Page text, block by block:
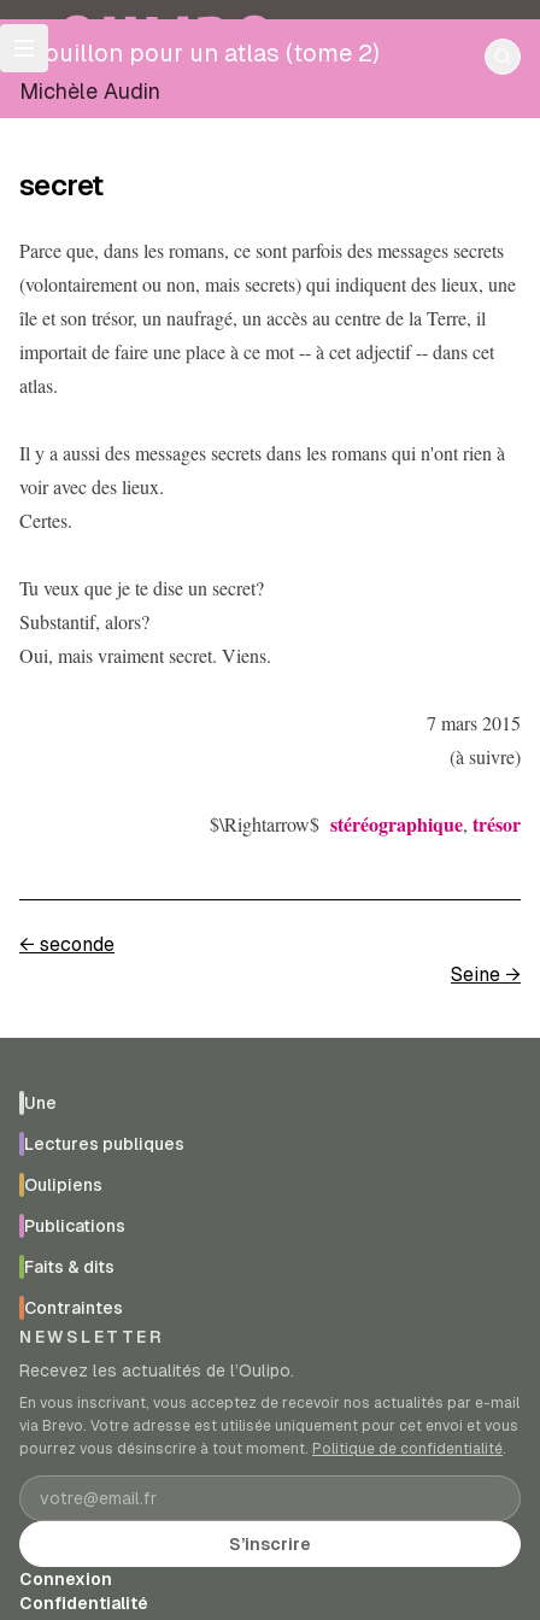
OULIPO
Brouillon pour un atlas (tome 2)
Michèle Audin
secret
Parce que, dans les romans, ce sont parfois des messages secrets
(volontairement ou non, mais secrets) qui indiquent des lieux, une
île et son trésor, un naufragé, un accès au centre de la Terre, il
importait de faire une place à ce mot -- à cet adjectif -- dans cet
atlas.
Il y a aussi des messages secrets dans les romans qui n'ont rien à
voir avec des lieux.
Certes.
Tu veux que je te dise un secret?
Substantif, alors?
Oui, mais vraiment secret. Viens.
7 mars 2015
(à suivre)
$\Rightarrow$ stéréographique, trésor
← seconde
Seine →
Une
Lectures publiques
Oulipiens
Publications
Faits & dits
Contraintes
NEWSLETTER
Recevez les actualités de l’Oulipo.
En vous inscrivant, vous acceptez de recevoir nos actualités par e-mail
via Brevo. Votre adresse est utilisée uniquement pour cet envoi et vous
pourrez vous désinscrire à tout moment. Politique de confidentialité.
Adresse e-mail
S’inscrire
Connexion
Confidentialité